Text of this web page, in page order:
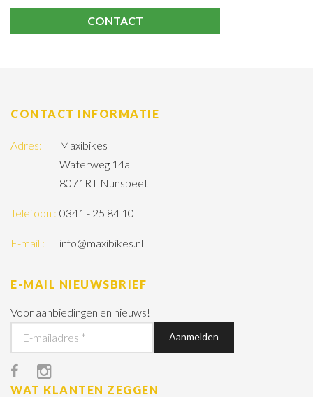
CONTACT
CONTACT INFORMATIE
Adres:
Maxibikes
Waterweg 14a
8071RT Nunspeet
Telefoon : 0341 - 25 84 10
E-mail : info@maxibikes.nl
E-MAIL NIEUWSBRIEF
Voor aanbiedingen en nieuws!
WAT KLANTEN ZEGGEN